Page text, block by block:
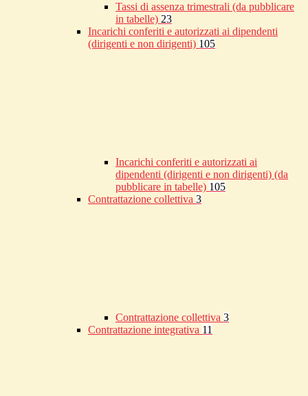
Tassi di assenza trimestrali (da pubblicare
in tabelle) 23
Incarichi conferiti e autorizzati ai dipendenti
(dirigenti e non dirigenti) 105
Incarichi conferiti e autorizzati ai
dipendenti (dirigenti e non dirigenti) (da
pubblicare in tabelle) 105
Contrattazione collettiva 3
Contrattazione collettiva 3
Contrattazione integrativa 11